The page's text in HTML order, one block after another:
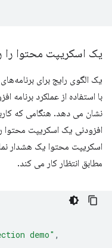
یک اسکریپت محتوا را
یک الگوی رایج برای
با استفاده از عملکرد برنامه
نشان می دهد. هنگامی که
افزودنی یک اسکریپت
اسکریپت محتوا یک هشدار
مطابق انتظار کار می کند.
demo" ,